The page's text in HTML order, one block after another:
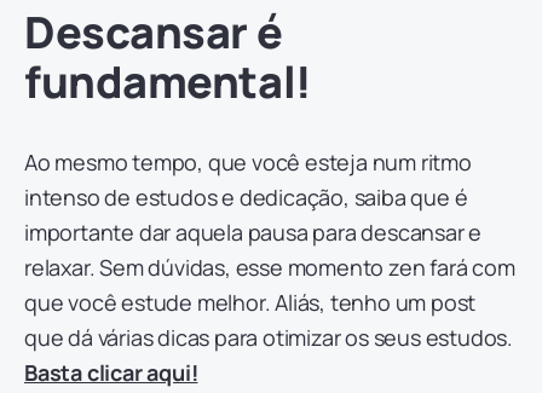
Descansar é
fundamental!
Ao mesmo tempo, que você esteja num ritmo
intenso de estudos e dedicação, saiba que é
importante dar aquela pausa para descansar e
relaxar. Sem dúvidas, esse momento zen fará com
que você estude melhor. Aliás, tenho um post
que dá várias dicas para otimizar os seus estudos.
Basta clicar aqui!